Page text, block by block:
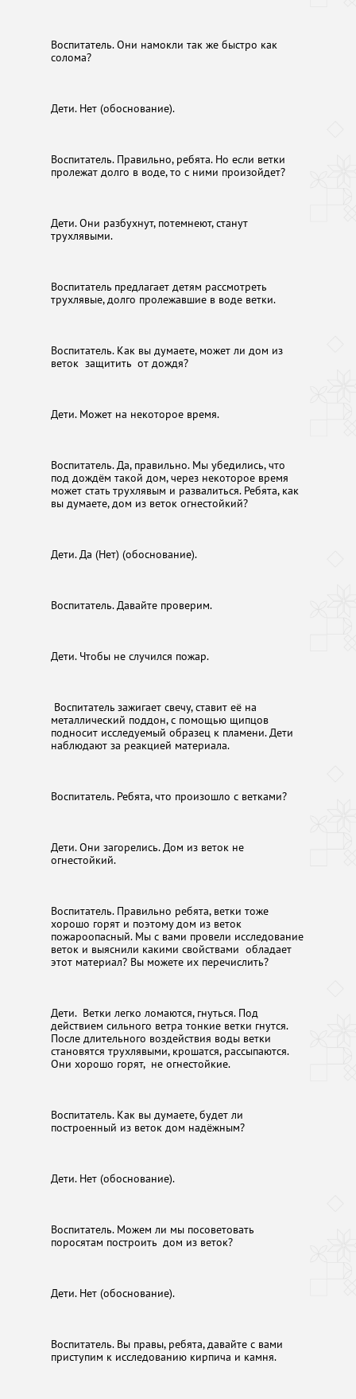
Воспитатель. Они намокли так же быстро как
солома?
Дети. Нет (обоснование).
Воспитатель. Правильно, ребята. Но если ветки
пролежат долго в воде, то с ними произойдет?
Дети. Они разбухнут, потемнеют, станут
трухлявыми.
Воспитатель предлагает детям рассмотреть
трухлявые, долго пролежавшие в воде ветки.
Воспитатель. Как вы думаете, может ли дом из
веток защитить от дождя?
Дети. Может на некоторое время.
Воспитатель. Да, правильно. Мы убедились, что
под дождём такой дом, через некоторое время
может стать трухлявым и развалиться. Ребята, как
вы думаете, дом из веток огнестойкий?
Дети. Да (Нет) (обоснование).
Воспитатель. Давайте проверим.
Дети. Чтобы не случился пожар.
Воспитатель зажигает свечу, ставит её на
металлический поддон, с помощью щипцов
подносит исследуемый образец к пламени. Дети
наблюдают за реакцией материала.
Воспитатель. Ребята, что произошло с ветками?
Дети. Они загорелись. Дом из веток не
огнестойкий.
Воспитатель. Правильно ребята, ветки тоже
хорошо горят и поэтому дом из веток
пожароопасный. Мы с вами провели исследование
веток и выяснили какими свойствами обладает
этот материал? Вы можете их перечислить?
Дети. Ветки легко ломаются, гнуться. Под
действием сильного ветра тонкие ветки гнутся.
После длительного воздействия воды ветки
становятся трухлявыми, крошатся, рассыпаются.
Они хорошо горят, не огнестойкие.
Воспитатель. Как вы думаете, будет ли
построенный из веток дом надёжным?
Дети. Нет (обоснование).
Воспитатель. Можем ли мы посоветовать
поросятам построить дом из веток?
Дети. Нет (обоснование).
Воспитатель. Вы правы, ребята, давайте с вами
приступим к исследованию кирпича и камня.